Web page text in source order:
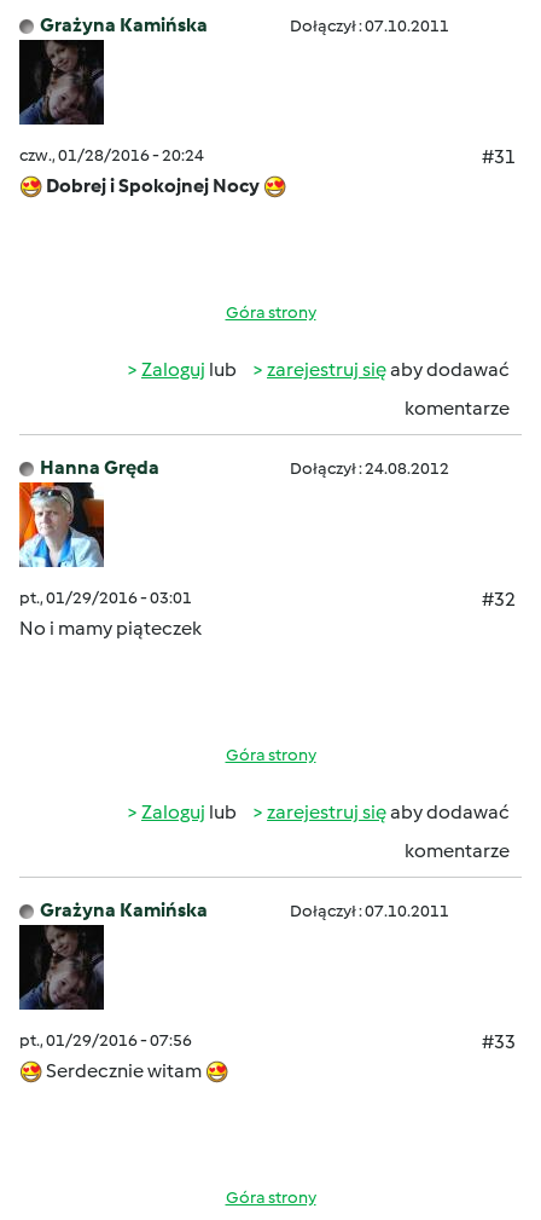
Grażyna Kamińska Dołączył : 07.10.2011
czw., 01/28/2016 - 20:24
#31
Dobrej i Spokojnej Nocy
Góra strony
Zaloguj lub zarejestruj sięaby dodawać
komentarze
Hanna Gręda Dołączył : 24.08.2012
pt., 01/29/2016 - 03:01
#32
No i mamy piąteczek
Góra strony
Zaloguj lub zarejestruj sięaby dodawać
komentarze
Grażyna Kamińska Dołączył : 07.10.2011
pt., 01/29/2016 - 07:56
#33
Serdecznie witam
Góra strony